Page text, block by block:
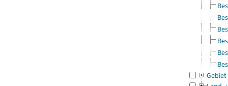
Gebiet